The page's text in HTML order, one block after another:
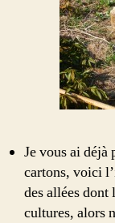
Je vous ai déjà
cartons, voici
des allées dont
cultures, alors